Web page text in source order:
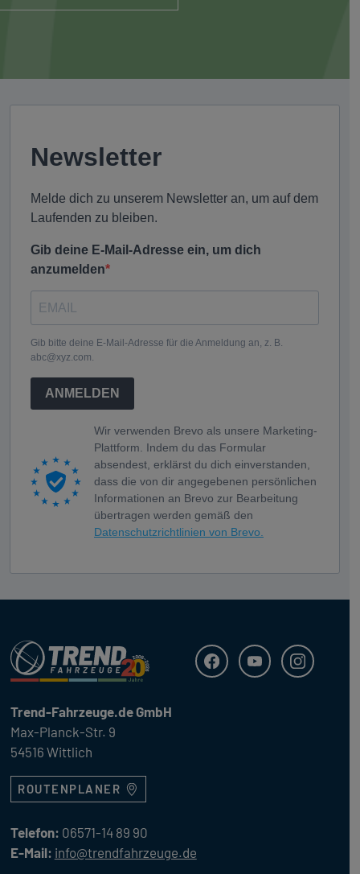
Newsletter
Melde dich zu unserem Newsletter an, um auf dem
Laufenden zu bleiben.
Gib deine E-Mail-Adresse ein, um dich
anzumelden
Gib bitte deine E-Mail-Adresse für die Anmeldung an, z. B.
abc@xyz.com.
ANMELDEN
Wir verwenden Brevo als unsere Marketing-
Plattform. Indem du das Formular
absendest, erklärst du dich einverstanden,
dass die von dir angegebenen persönlichen
Informationen an Brevo zur Bearbeitung
übertragen werden gemäß den
Datenschutzrichtlinien von Brevo.
Trend Fahrzeuge
FacebookYoutubeInstagram
Trend-Fahrzeuge.de GmbH
Max-Planck-Str. 9
54516 Wittlich
ROUTENPLANER
Telefon: 06571-14 89 90
E-Mail: info@trendfahrzeuge.de